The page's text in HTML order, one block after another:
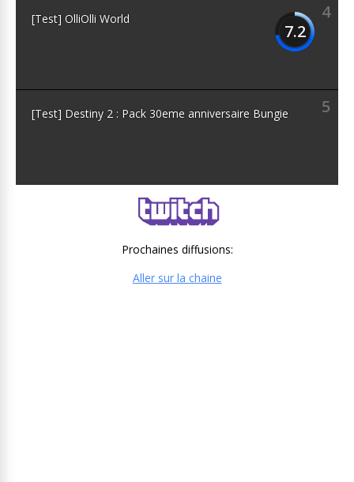
4
7.2
[Test] OlliOlli World
5
[Test] Destiny 2 : Pack 30eme anniversaire Bungie
Prochaines diffusions:
Aller sur la chaine